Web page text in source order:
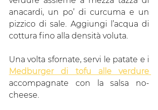
anacardi, un po’ di curcuma e un
pizzico di sale. Aggiungi l’acqua di
cottura fino alla densità voluta.
accompagnate con la salsa no-
cheese.